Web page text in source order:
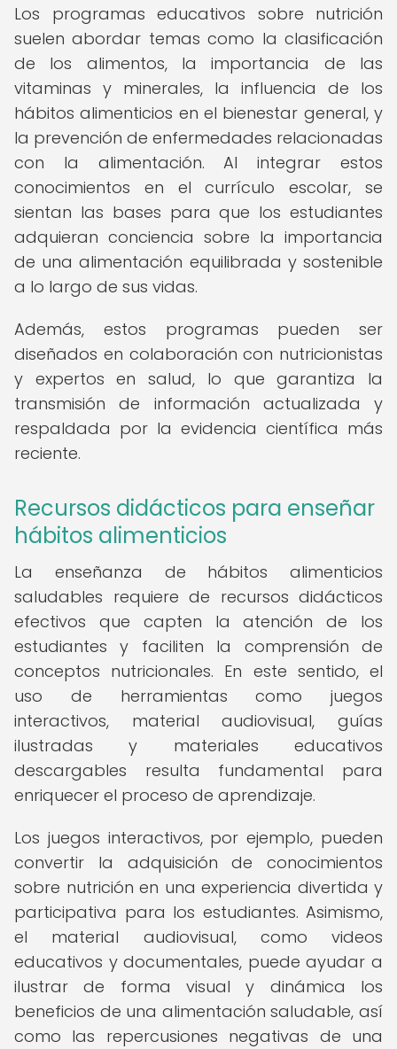
Los programas educativos sobre nutrición
suelen abordar temas como la clasificación
de los alimentos, la importancia de las
vitaminas y minerales, la influencia de los
hábitos alimenticios en el bienestar general, y
la prevención de enfermedades relacionadas
con la alimentación. Al integrar estos
conocimientos en el currículo escolar, se
sientan las bases para que los estudiantes
adquieran conciencia sobre la importancia
de una alimentación equilibrada y sostenible
a lo largo de sus vidas.
Además, estos programas pueden ser
diseñados en colaboración con nutricionistas
y expertos en salud, lo que garantiza la
transmisión de información actualizada y
respaldada por la evidencia científica más
reciente.
Recursos didácticos para enseñar
hábitos alimenticios
La enseñanza de hábitos alimenticios
saludables requiere de recursos didácticos
efectivos que capten la atención de los
estudiantes y faciliten la comprensión de
conceptos nutricionales. En este sentido, el
uso de herramientas como juegos
interactivos, material audiovisual, guías
ilustradas y materiales educativos
descargables resulta fundamental para
enriquecer el proceso de aprendizaje.
Los juegos interactivos, por ejemplo, pueden
convertir la adquisición de conocimientos
sobre nutrición en una experiencia divertida y
participativa para los estudiantes. Asimismo,
el material audiovisual, como videos
educativos y documentales, puede ayudar a
ilustrar de forma visual y dinámica los
beneficios de una alimentación saludable, así
como las repercusiones negativas de una